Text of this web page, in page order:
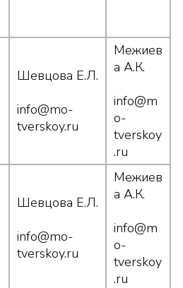
Шевцова Е.Л.
info@mo-
tverskoy.ru
Межиев
а А.К.
info@m
o-
tverskoy
.ru
Шевцова Е.Л.
info@mo-
tverskoy.ru
Межиев
а А.К.
info@m
o-
tverskoy
.ru